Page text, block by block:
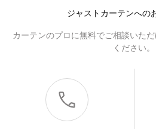
ジャストカーテンへの
カーテンのプロに無料でご相談いた
ください。